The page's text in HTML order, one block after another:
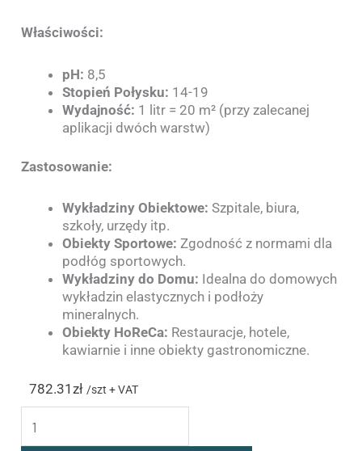
Właściwości:
pH: 8,5
Stopień Połysku: 14-19
Wydajność: 1 litr = 20 m² (przy zalecanej
aplikacji dwóch warstw)
Zastosowanie:
Wykładziny Obiektowe: Szpitale, biura,
szkoły, urzędy itp.
Obiekty Sportowe: Zgodność z normami dla
podłóg sportowych.
Wykładziny do Domu: Idealna do domowych
wykładzin elastycznych i podłoży
mineralnych.
Obiekty HoReCa: Restauracje, hotele,
kawiarnie i inne obiekty gastronomiczne.
782.31zł /szt + VAT